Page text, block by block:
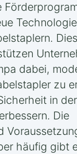
dabei,
zu
in der
Die
häufig gibt